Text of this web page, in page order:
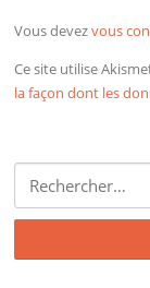
Vous devezvous
Ce site utilise
la façon dont les